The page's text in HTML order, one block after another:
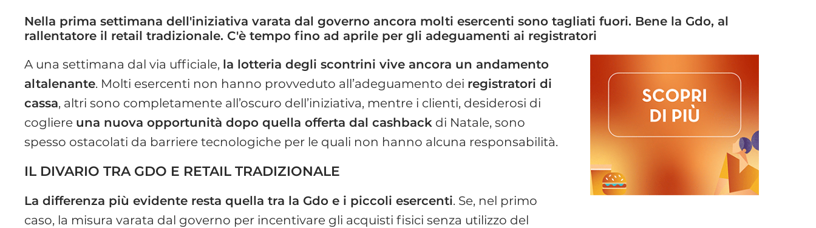
Nella prima settimana dell'iniziativa varata dal governo ancora molti esercenti sono tagliati fuori. Bene la Gdo, al
rallentatore il retail tradizionale. C'è tempo fino ad aprile per gli adeguamenti ai registratori
A una settimana dal via ufficiale, la lotteria degli scontrini vive ancora un andamento
altalenante. Molti esercenti non hanno provveduto all’adeguamento dei registratori di
cassa, altri sono completamente all’oscuro dell’iniziativa, mentre i clienti, desiderosi di
cogliere una nuova opportunità dopo quella offerta dal cashback di Natale, sono
spesso ostacolati da barriere tecnologiche per le quali non hanno alcuna responsabilità.
IL DIVARIO TRA GDO E RETAIL TRADIZIONALE
La differenza più evidente resta quella tra la Gdo e i piccoli esercenti. Se, nel primo
caso, la misura varata dal governo per incentivare gli acquisti fisici senza utilizzo del